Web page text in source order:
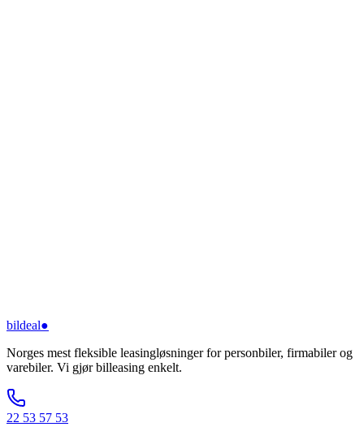
bildeal●
Norges mest fleksible leasingløsninger for personbiler, firmabiler og
varebiler. Vi gjør billeasing enkelt.
22 53 57 53